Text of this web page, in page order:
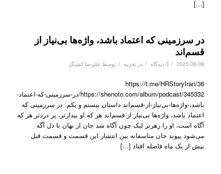
[…]
در سرزمینی که اعتماد باشد، واژه‌ها بی‌نیاز از
قسم‌اند
2025-08-06
/ 0 دیدگاه / در تجربه / توسط علیرضا کشتگر
https://t.me/HRStoryIran/36
https://shenoto.com/album/podcast/345332/در-سرزمینی-که-اعتماد-
باشد،-واژه‌ها-بی‌نیاز-از-قسم‌اند داستان بیستم و یکم: در سرزمینی که
اعتماد باشد، واژه‌ها بی‌نیاز از قسم‌اند هر که او بیدارتر، پر دردتر هر که
آگاه است، او را زهرتر لیک چون آگاه شد جان از نهان با دل آگه
می‌شود پیوند جان متاسفانه بین انتشار این قسمت و قسمت قبل
بیش از یک ماه فاصله افتاد […]